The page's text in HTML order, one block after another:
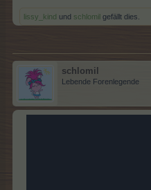
lissy_kind und schlomil gefällt dies.
schlomil
Lebende Forenlegende